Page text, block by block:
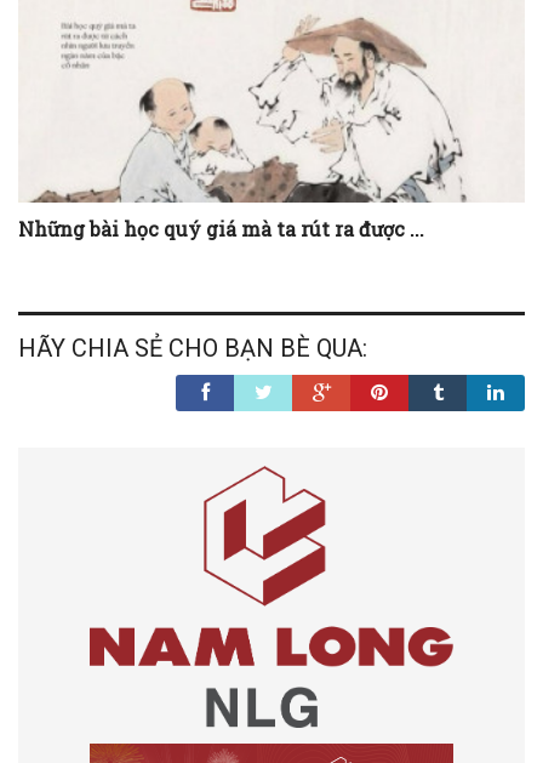
Những bài học quý giá mà ta rút ra được ...
HÃY CHIA SẺ CHO BẠN BÈ QUA: